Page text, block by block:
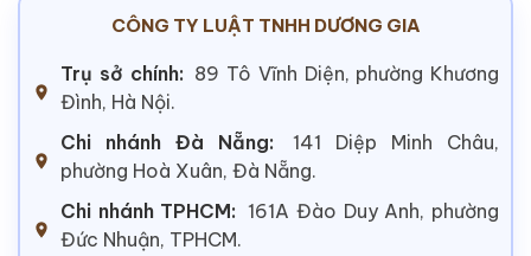
CÔNG TY LUẬT TNHH DƯƠNG GIA
Trụ sở chính: 89 Tô Vĩnh Diện, phường Khương
Đình, Hà Nội.
Chi nhánh Đà Nẵng:
141 Diệp Minh Châu,
phường Hoà Xuân, Đà Nẵng.
Chi nhánh TPHCM: 161A Đào Duy Anh, phường
Đức Nhuận, TPHCM.